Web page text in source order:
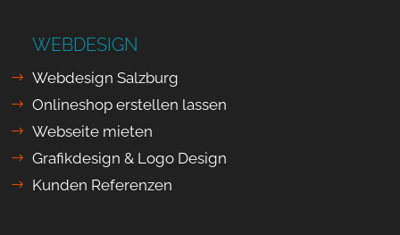
WEBDESIGN
Webdesign Salzburg
Onlineshop erstellen lassen
Webseite mieten
Grafikdesign & Logo Design
Kunden Referenzen